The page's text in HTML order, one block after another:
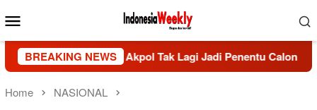
to
Menu
BREAKING NEWS
Lama Lulusan Akpol Tak Lagi Jadi Penentu Calon Kapolri
Home NASIONAL